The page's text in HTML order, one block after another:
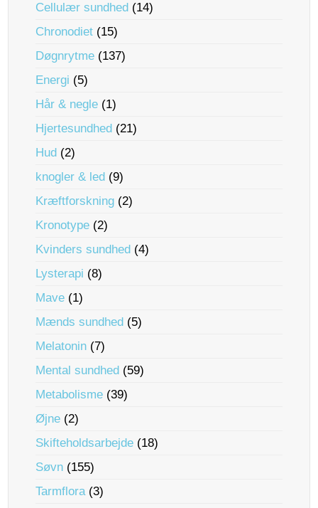
Cellulær sundhed (14)
Chronodiet (15)
Døgnrytme (137)
Energi (5)
Hår & negle (1)
Hjertesundhed (21)
Hud (2)
knogler & led (9)
Kræftforskning (2)
Kronotype (2)
Kvinders sundhed (4)
Lysterapi (8)
Mave (1)
Mænds sundhed (5)
Melatonin (7)
Mental sundhed (59)
Metabolisme (39)
Øjne (2)
Skifteholdsarbejde (18)
Søvn (155)
Tarmflora(3)